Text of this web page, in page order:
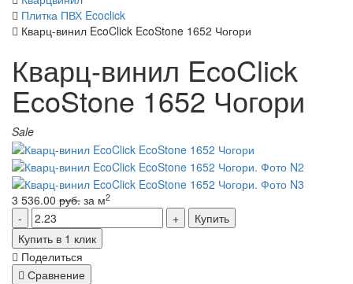
Плитка ПВХ Ecoclick
Кварц-винил EcoClick EcoStone 1652 Чогори
Кварц-винил EcoClick
EcoStone 1652 Чогори
Sale
3 536.00 руб. за м2
Купить
Купить в 1 клик
Поделиться
Сравнение